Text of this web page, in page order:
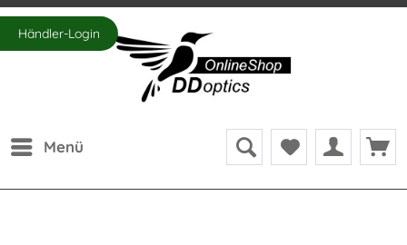
Händler-Login
Menü